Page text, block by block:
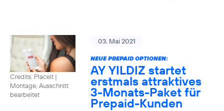
Credits: Placeit |
Montage, Ausschnitt
bearbeitet
03. Mai 2021
NEUE PREPAID OPTIONEN:
AY YILDIZ startet
erstmals attraktives
3-Monats-Paket für
Prepaid-Kunden